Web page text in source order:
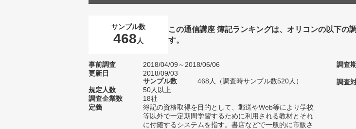
サンプル数
468 人
この通信講座 簿記ランキングは、オリコンの以下の
す。
事前調査
2018/04/09～2018/06/06
更新日
2018/09/03
サンプル数
468人（調査時サンプル数520人）
規定人数
50人以上
調査企業数
18社
定義
簿記の資格取得を目的として、郵送やWeb等により学校
等以外で一定期間学習するために利用される教材とそれ
に付随するシステムを指す。書店などで一般的に市販さ
調査
調査